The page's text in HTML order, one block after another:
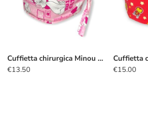
Cuffietta chirurgica Minou smile
€13.50
€15.00